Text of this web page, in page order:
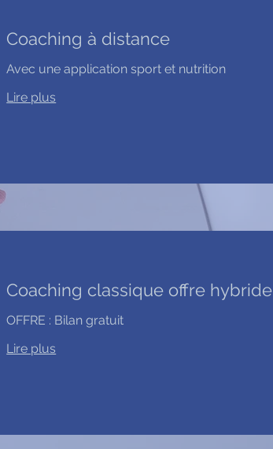
Coaching à distance
Avec une application sport et nutrition
Lire plus
Coaching classique offre hybride
OFFRE : Bilan gratuit
Lire plus